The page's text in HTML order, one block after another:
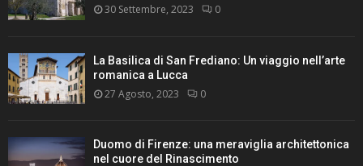
30 Settembre, 2023 0
La Basilica di San Frediano: Un viaggio nell’arte
romanica a Lucca
27 Agosto, 2023 0
Duomo di Firenze: una meraviglia architettonica
nel cuore del Rinascimento